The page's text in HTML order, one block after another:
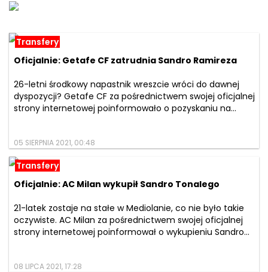
Transfery
Oficjalnie: Getafe CF zatrudnia Sandro Ramireza
26-letni środkowy napastnik wreszcie wróci do dawnej
dyspozycji? Getafe CF za pośrednictwem swojej oficjalnej
strony internetowej poinformowało o pozyskaniu na...
05 SIERPNIA 2021, 00:48
Transfery
Oficjalnie: AC Milan wykupił Sandro Tonalego
21-latek zostaje na stałe w Mediolanie, co nie było takie
oczywiste. AC Milan za pośrednictwem swojej oficjalnej
strony internetowej poinformował o wykupieniu Sandro...
08 LIPCA 2021, 17:28